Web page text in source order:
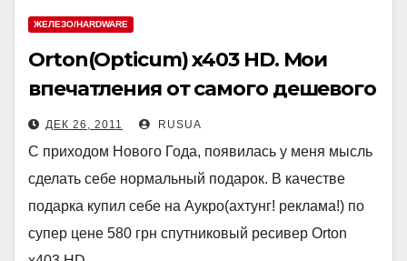
ЖЕЛЕЗО/HARDWARE
Orton(Opticum) x403 HD. Мои
впечатления от самого дешевого
HD ресивера.
ДЕК 26, 2011 RUSUA
С приходом Нового Года, появилась у меня мысль
сделать себе нормальный подарок. В качестве
подарка купил себе на Аукро(ахтунг! реклама!) по
супер цене 580 грн спутниковый ресивер Orton